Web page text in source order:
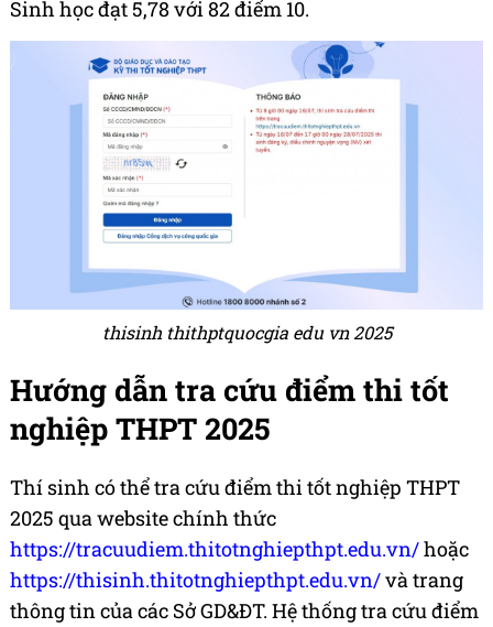
Sinh học đạt 5,78 với 82 điểm 10.
thisinh thithptquocgia edu vn 2025
Hướng dẫn tra cứu điểm thi tốt
nghiệp THPT 2025
Thí sinh có thể tra cứu điểm thi tốt nghiệp THPT
2025 qua website chính thức
https://tracuudiem.thitotnghiepthpt.edu.vn/hoặc
https://thisinh.thitotnghiepthpt.edu.vn/và trang
thông tin của các Sở GD&ĐT. Hệ thống tra cứu điểm